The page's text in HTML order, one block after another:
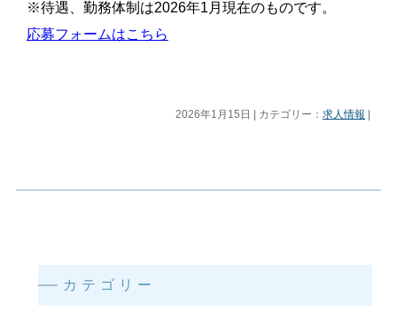
※待遇、勤務体制は2026年1月現在のものです。
応募フォームはこちら
2026年1月15日 | カテゴリー：求人情報 |
カテゴリー